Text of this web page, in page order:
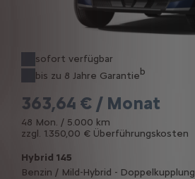
sofort verfügbar
bis zu 8 Jahre Garantieb
363,64 € / Monat
48 Mon. / 5.000 km
zzgl. 1.350,00 € Überführungskosten
Hybrid 145
Benzin / Mild-Hybrid - Doppelkupplung